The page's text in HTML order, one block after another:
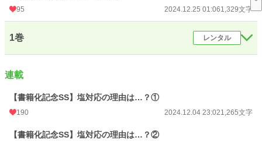
週間ポイント
95 2024.12.25 01:061,329文字
1巻 レンタル
連載
【書籍化記念SS】塩対応の理由は…？①
190 2024.12.04 23:021,265文字
【書籍化記念SS】塩対応の理由は…？②